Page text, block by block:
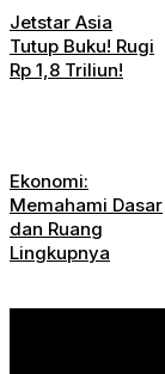
Jetstar Asia
Tutup Buku! Rugi
Rp 1,8 Triliun!
Ekonomi:
Memahami Dasar
dan Ruang
Lingkupnya